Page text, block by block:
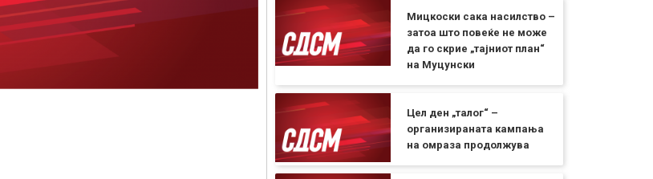
Мицкоски сака насилство –
затоа што повеќе не може
да го скрие „тајниот план“
на Муцунски
Цел ден „талог“ –
организираната кампања
на омраза продолжува